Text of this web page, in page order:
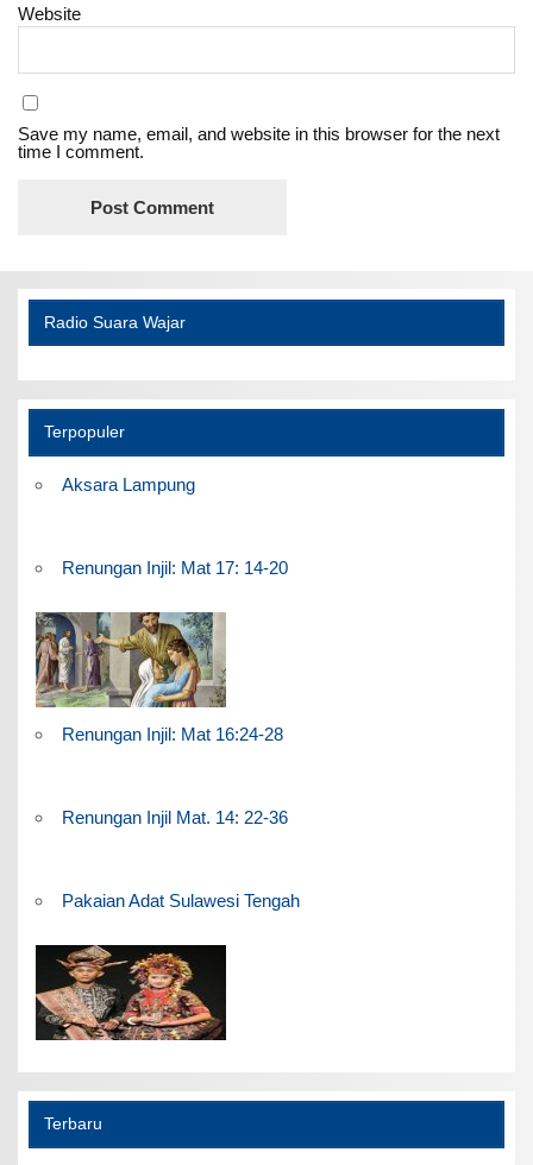
Website
Save my name, email, and website in this browser for the next
time I comment.
Radio Suara Wajar
Terpopuler
Aksara Lampung
Renungan Injil: Mat 17: 14-20
Renungan Injil: Mat 16:24-28
Renungan Injil Mat. 14: 22-36
Pakaian Adat Sulawesi Tengah
Terbaru